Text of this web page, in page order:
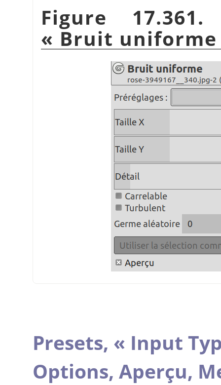
Figure
« Bruit uniforme
Presets, « Input
Options, Aperçu,